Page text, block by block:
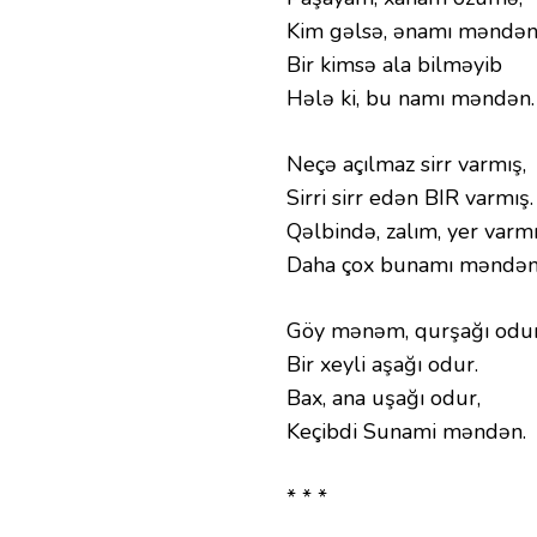
Kim gəlsə, ənamı
Bir kimsə ala bilməyib
Hələ ki, bu namı məndən.
Neçə açılmaz sirr varmış,
Sirri sirr edən BIR varmış.
Qəlbində, zalım, yer
Daha çox bunamı
Göy mənəm, qurşağı
Bir xeyli aşağı odur.
Bax, ana uşağı odur,
Keçibdi Sunami məndən.
* * *